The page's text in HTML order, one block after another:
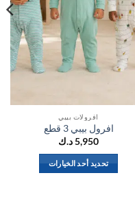
افرولات بيبي
افرول بيبي 3 قطع
5,950د.ك
تحديد أحد الخيارات